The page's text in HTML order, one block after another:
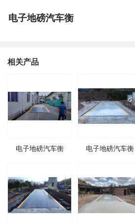
电子地磅汽车衡
相关产品
电子地磅汽车衡 电子地磅汽车衡